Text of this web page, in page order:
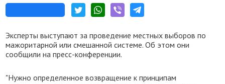
Эксперты выступают за проведение местных выборов по
мажоритарной или смешанной системе. Об этом они
сообщили на пресс-конференции.
"Нужно определенное возвращение к принципам